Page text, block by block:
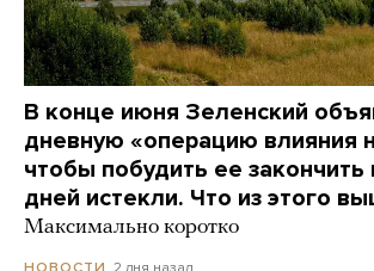
В конце июня Зеленский
дневную «операцию влияния
чтобы побудить ее закончить
дней истекли. Что из этого
Максимально коротко
НОВОСТИ 2 дня назад